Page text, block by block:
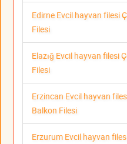
Edirne Evcil hayvan filesi
Filesi
Elazığ Evcil hayvan filesi
Filesi
Erzincan Evcil hayvan
Balkon Filesi
Erzurum Evcil hayvan